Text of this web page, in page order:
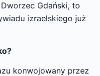
Gdański, to
izraelskiego już
konwojowany przez